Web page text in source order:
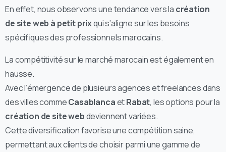
En effet, nous observons une tendance vers la création
de site web à petit prixqui s’aligne sur les besoins
spécifiques des professionnels marocains.
La compétitivité sur le marché marocain est également en
hausse.
Avec l’émergence de plusieurs agences et freelances dans
des villes commeCasablancaetRabat, les options pour la
création de site webdeviennent variées.
Cette diversification favorise une compétition saine,
permettant aux clients de choisir parmi une gamme de